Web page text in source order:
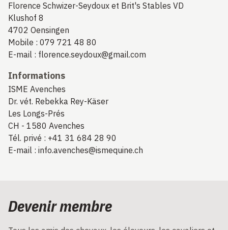
Florence Schwizer-Seydoux et Brit's Stables VD
Klushof 8
4702 Oensingen
Mobile : 079 721 48 80
E-mail : florence.seydoux@gmail.com
Informations
ISME Avenches
Dr. vét. Rebekka Rey-Käser
Les Longs-Prés
CH - 1580 Avenches
Tél. privé : +41 31 684 28 90
E-mail : info.avenches@ismequine.ch
Devenir membre